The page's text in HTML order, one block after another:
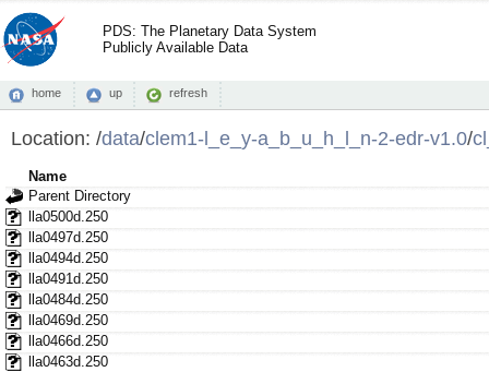
PDS: The Planetary Data System
Publicly Available Data
home up refresh
Location: /data/clem1-l_e_y-a_b_u_h_l_n-2-edr-v1.0/
Name
Parent Directory
lla0500d.250
lla0497d.250
lla0494d.250
lla0491d.250
lla0484d.250
lla0469d.250
lla0466d.250
lla0463d.250